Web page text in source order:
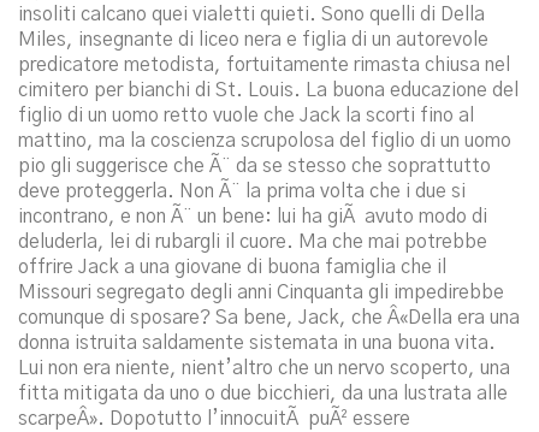
insoliti calcano quei vialetti quieti. Sono quelli di Della
Miles, insegnante di liceo nera e figlia di un autorevole
predicatore metodista, fortuitamente rimasta chiusa nel
cimitero per bianchi di St. Louis. La buona educazione del
figlio di un uomo retto vuole che Jack la scorti fino al
mattino, ma la coscienza scrupolosa del figlio di un uomo
pio gli suggerisce che Ã¨ da se stesso che soprattutto
deve proteggerla. Non Ã¨ la prima volta che i due si
incontrano, e non Ã¨ un bene: lui ha giÃ avuto modo di
deluderla, lei di rubargli il cuore. Ma che mai potrebbe
offrire Jack a una giovane di buona famiglia che il
Missouri segregato degli anni Cinquanta gli impedirebbe
comunque di sposare? Sa bene, Jack, che Â«Della era una
donna istruita saldamente sistemata in una buona vita.
Lui non era niente, nient’altro che un nervo scoperto, una
fitta mitigata da uno o due bicchieri, da una lustrata alle
scarpeÂ». Dopotutto l’innocuitÃ puÃ² essere